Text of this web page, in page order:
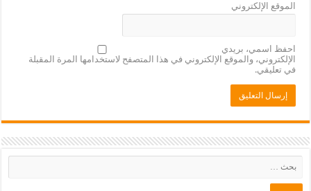
الموقع الإلكتروني
احفظ اسمي، بريدي
الإلكتروني، والموقع الإلكتروني في هذا المتصفح لاستخدامها المرة المقبلة
في تعليقي.